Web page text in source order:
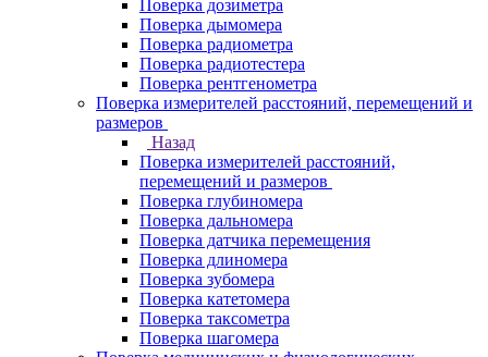
Поверка дозиметра
Поверка дымомера
Поверка радиометра
Поверка радиотестера
Поверка рентгенометра
Поверка измерителей расстояний, перемещений и
размеров
Назад
Поверка измерителей расстояний,
перемещений и размеров
Поверка глубиномера
Поверка дальномера
Поверка датчика перемещения
Поверка длиномера
Поверка зубомера
Поверка катетомера
Поверка таксометра
Поверка шагомера